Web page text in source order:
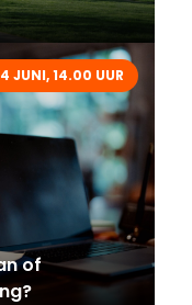
JUNI, 14.00 UUR
of